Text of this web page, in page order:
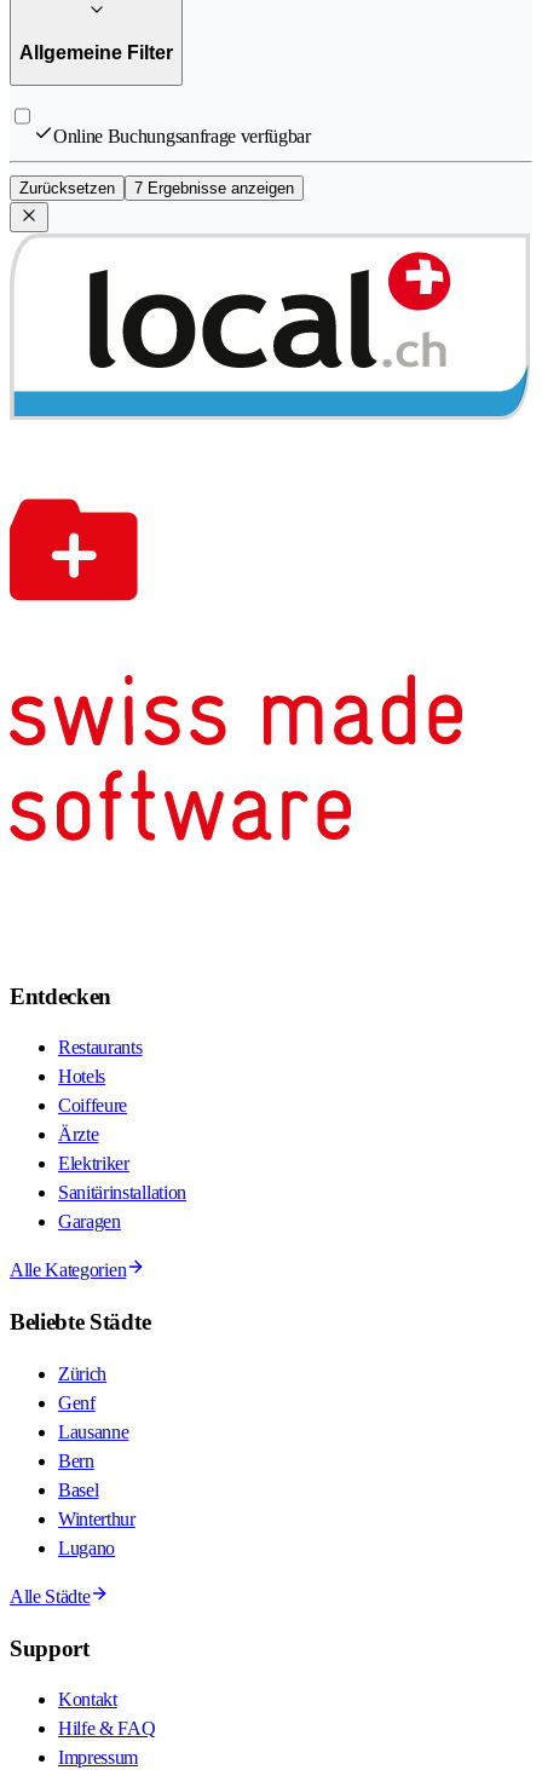
Allgemeine Filter
Online Buchungsanfrage verfügbar
Zurücksetzen 7 Ergebnisse anzeigen
Entdecken
Restaurants
Hotels
Coiffeure
Ärzte
Elektriker
Sanitärinstallation
Garagen
Alle Kategorien
Beliebte Städte
Zürich
Genf
Lausanne
Bern
Basel
Winterthur
Lugano
Alle Städte
Support
Kontakt
Hilfe & FAQ
Impressum